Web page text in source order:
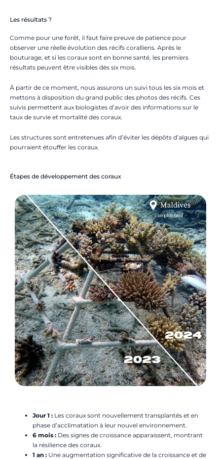
Les résultats ?
Comme pour une forêt, il faut faire preuve de patience pour
observer une réelle évolution des récifs coralliens. Après le
bouturage, et si les coraux sont en bonne santé, les premiers
résultats peuvent être visibles dès six mois.
À partir de ce moment, nous assurons un suivi tous les six mois et
mettons à disposition du grand public des photos des récifs. Ces
suivis permettent aux biologistes d’avoir des informations sur le
taux de survie et mortalité des coraux.
Les structures sont entretenues afin d’éviter les dépôts d’algues qui
pourraient étouffer les coraux.
Étapes de développement des coraux
Jour 1 : Les coraux sont nouvellement transplantés et en
phase d’acclimatation à leur nouvel environnement.
6 mois : Des signes de croissance apparaissent, montrant
la résilience des coraux.
1 an : Une augmentation significative de la croissance et de